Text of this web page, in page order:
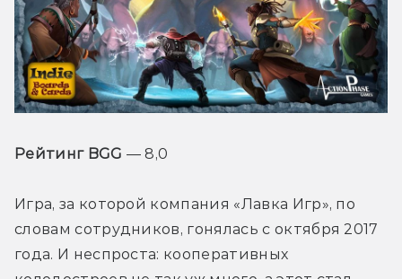
Рейтинг BGG — 8,0
Игра, за которой компания «Лавка Игр», по
словам сотрудников, гонялась с октября 2017
года. И неспроста: кооперативных